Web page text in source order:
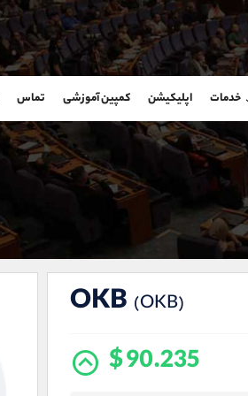
خدمات اپلیکیشن کمپین آموزشی تماس
OKB (OKB)
$ 90.235
شروع گفتگو
@Armteam_admin_33
118
واتساپ
تلگرام